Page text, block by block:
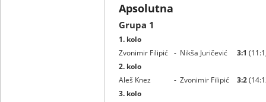
Apsolutna
Grupa 1
1. kolo
Zvonimir Filipić - Nikša Juričević 3:1
2. kolo
Aleš Knez
- Zvonimir Filipić 3:2
3. kolo